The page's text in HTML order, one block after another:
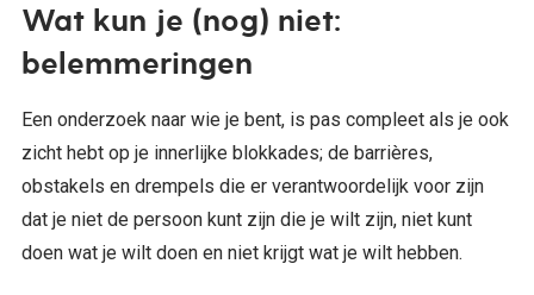
Wat kun je (nog) niet:
belemmeringen
Een onderzoek naar wie je bent, is pas compleet als je ook
zicht hebt op je innerlijke blokkades; de barrières,
obstakels en drempels die er verantwoordelijk voor zijn
dat je niet de persoon kunt zijn die je wilt zijn, niet kunt
doen wat je wilt doen en niet krijgt wat je wilt hebben.